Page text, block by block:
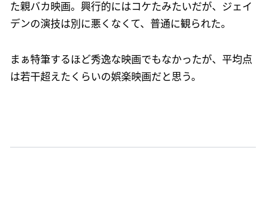
た親バカ映画。興行的にはコケたみたいだが、ジェイ
デンの演技は別に悪くなくて、普通に観られた。
まぁ特筆するほど秀逸な映画でもなかったが、平均点
は若干超えたくらいの娯楽映画だと思う。